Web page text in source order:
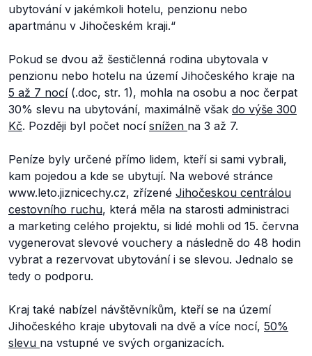
ubytování v jakémkoli hotelu, penzionu nebo
apartmánu v Jihočeském kraji.“
Pokud se dvou až šestičlenná rodina ubytovala v
penzionu nebo hotelu na území Jihočeského kraje na
5 až 7 nocí(.doc, str. 1), mohla na osobu a noc čerpat
30% slevu na ubytování, maximálně však do výše 300
Kč. Později byl počet nocí snížen na 3 až 7.
Peníze byly určené přímo lidem, kteří si sami vybrali,
kam pojedou a kde se ubytují. Na webové stránce
www.leto.jiznicechy.cz, zřízené Jihočeskou centrálou
cestovního ruchu, která měla na starosti administraci
a marketing celého projektu, si lidé mohli od 15. června
vygenerovat slevové vouchery a následně do 48 hodin
vybrat a rezervovat ubytování i se slevou. Jednalo se
tedy o podporu.
Kraj také nabízel návštěvníkům, kteří se na území
Jihočeského kraje ubytovali na dvě a více nocí, 50%
slevu na vstupné ve svých organizacích.